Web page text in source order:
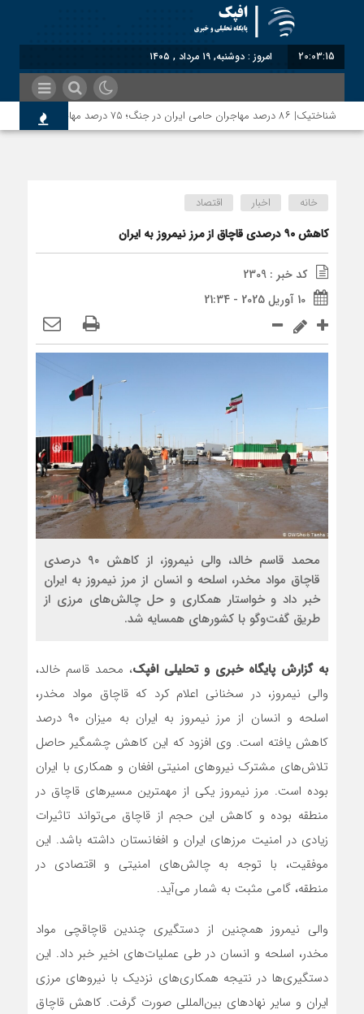
20:03:16 امروز : دوشنبه, ۱۹ مرداد , ۱۴۰۵
شناختیک| ۸۶ درصد مهاجران حامی ایران در جنگ؛ ۷۵ درصد مهاجران دولت چهاردهم را خیرخواه خود نمی‌دانند
خانه اخبار اقتصاد
کاهش ۹۰ درصدی قاچاق از مرز نیمروز به ایران
کد خبر : 2309
10 آوریل 2025 - 21:34
محمد قاسم خالد، والی نیمروز، از کاهش ۹۰ درصدی
قاچاق مواد مخدر، اسلحه و انسان از مرز نیمروز به ایران
خبر داد و خواستار همکاری و حل چالش‌های مرزی از
طریق گفت‌وگو با کشورهای همسایه شد.
به گزارش پایگاه خبری و تحلیلی افپک، محمد قاسم خالد،
والی نیمروز، در سخنانی اعلام کرد که قاچاق مواد مخدر،
اسلحه و انسان از مرز نیمروز به ایران به میزان ۹۰ درصد
کاهش یافته است. وی افزود که این کاهش چشمگیر حاصل
تلاش‌های مشترک نیروهای امنیتی افغان و همکاری با ایران
بوده است. مرز نیمروز یکی از مهمترین مسیرهای قاچاق در
منطقه بوده و کاهش این حجم از قاچاق می‌تواند تاثیرات
زیادی در امنیت مرزهای ایران و افغانستان داشته باشد. این
موفقیت، با توجه به چالش‌های امنیتی و اقتصادی در
منطقه، گامی مثبت به شمار می‌آید.
والی نیمروز همچنین از دستگیری چندین قاچاقچی مواد
مخدر، اسلحه و انسان در طی عملیات‌های اخیر خبر داد. این
دستگیری‌ها در نتیجه همکاری‌های نزدیک با نیروهای مرزی
ایران و سایر نهادهای بین‌المللی صورت گرفت. کاهش قاچاق